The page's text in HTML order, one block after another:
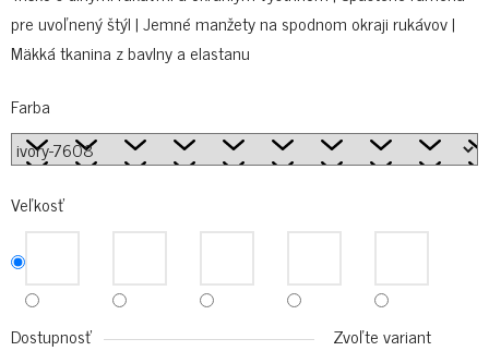
pre uvoľnený štýl | Jemné manžety na spodnom okraji rukávov |
Mäkká tkanina z bavlny a elastanu
Farba
Veľkosť
Dostupnosť
Zvoľte variant